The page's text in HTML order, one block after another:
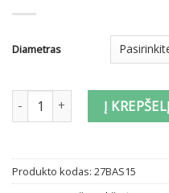
Diametras
produkto kiekis: Į KREPŠELĮ
Produkto kodas: 27BAS15